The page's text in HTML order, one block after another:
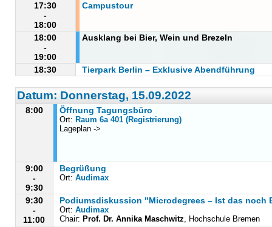
17:30
-
18:00
Campustour
18:00
-
19:00
Ausklang bei Bier, Wein und Brezeln
18:30 Tierpark Berlin – Exklusive Abendführung
Datum: Donnerstag, 15.09.2022
8:00 Öffnung Tagungsbüro
Ort: Raum 6a 401 (Registrierung)
Lageplan ->
9:00
-
9:30
Begrüßung
Ort: Audimax
9:30
-
11:00
Podiumsdiskussion "Microdegrees – Ist das noch
Ort: Audimax
Chair: Prof. Dr. Annika Maschwitz, Hochschule Bremen